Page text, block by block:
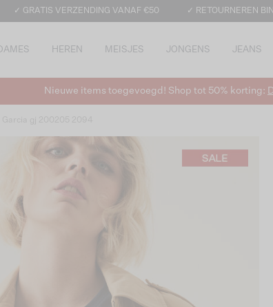
✓ GRATIS VERZENDING VANAF €50 ✓ RETOURNEREN
DAMES HEREN MEISJES JONGENS JEANS
Nieuwe items toegevoegd! Shop tot 50% korting: